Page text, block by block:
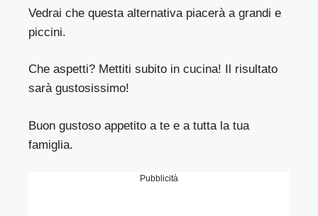
Vedrai che questa alternativa piacerà a grandi e
piccini.
Che aspetti? Mettiti subito in cucina! Il risultato
sarà gustosissimo!
Buon gustoso appetito a te e a tutta la tua
famiglia.
Pubblicità